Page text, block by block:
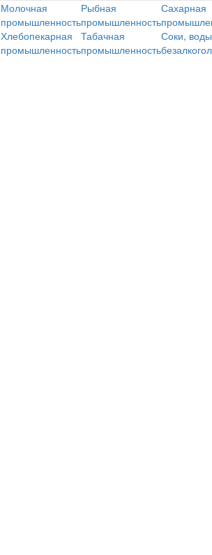
Молочная
промышленность
Рыбная
промышленность
Сахарная
Хлебопекарная
промышленность
Табачная
промышленность
Соки,